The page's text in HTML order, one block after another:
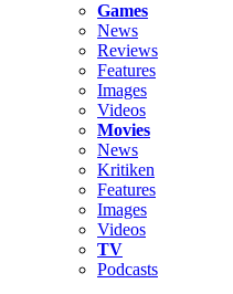
Games
News
Reviews
Features
Images
Videos
Movies
News
Kritiken
Features
Images
Videos
TV
Podcasts